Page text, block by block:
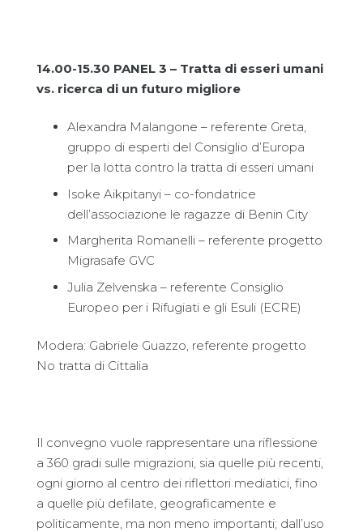
14.00-15.30 PANEL 3 – Tratta di esseri umani
vs. ricerca di un futuro migliore
Alexandra Malangone – referente Greta,
gruppo di esperti del Consiglio d’Europa
per la lotta contro la tratta di esseri umani
Isoke Aikpitanyi – co-fondatrice
dell’associazione le ragazze di Benin City
Margherita Romanelli – referente progetto
Migrasafe GVC
Julia Zelvenska – referente Consiglio
Europeo per i Rifugiati e gli Esuli (ECRE)
Modera: Gabriele Guazzo, referente progetto
No tratta di Cittalia
Il convegno vuole rappresentare una riflessione
a 360 gradi sulle migrazioni, sia quelle più recenti,
ogni giorno al centro dei riflettori mediatici, fino
a quelle più defilate, geograficamente e
politicamente, ma non meno importanti; dall’uso